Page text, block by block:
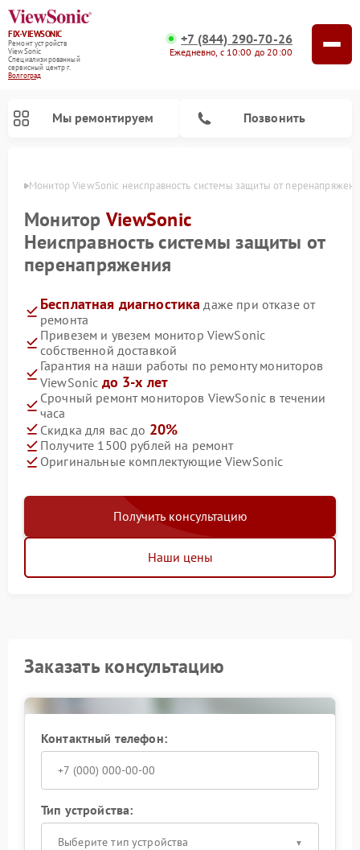
FIX-VIEWSONIC
Ремонт устройств
ViewSonic
Специализированный
cервисный центр г.
Волгоград
+7 (844) 290-70-26
Ежедневно, с 10:00 до 20:00
Мы ремонтируем Позвонить
Монитор ViewSonic неисправность системы защиты от
Монитор ViewSonic
Неисправность системы защиты от
перенапряжения
Бесплатная диагностика даже при отказе от
ремонта
Привезем и увезем монитор ViewSonic
собственной доставкой
Гарантия на наши работы по ремонту мониторов
ViewSonic до 3-х лет
Срочный ремонт мониторов ViewSonic в течении
часа
Скидка для вас до 20%
Получите 1500 рублей на ремонт
Оригинальные комплектующие ViewSonic
Получить консультацию
Наши цены
Заказать консультацию
Контактный телефон:
Тип устройства:
Выберите тип устройства